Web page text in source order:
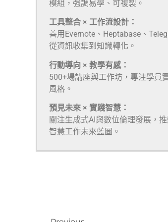
模組，強調易學、可複製。
工具整合 × 工作流設計：
善用Evernote、Heptabase、
從資訊收集到知識轉化。
行動導向 × 教學有感：
500+場講座與工作坊，專注學員
風格。
預見未來 × 實踐智慧：
關注生成式AI與數位倫理發展，
智慧工作未來藍圖。